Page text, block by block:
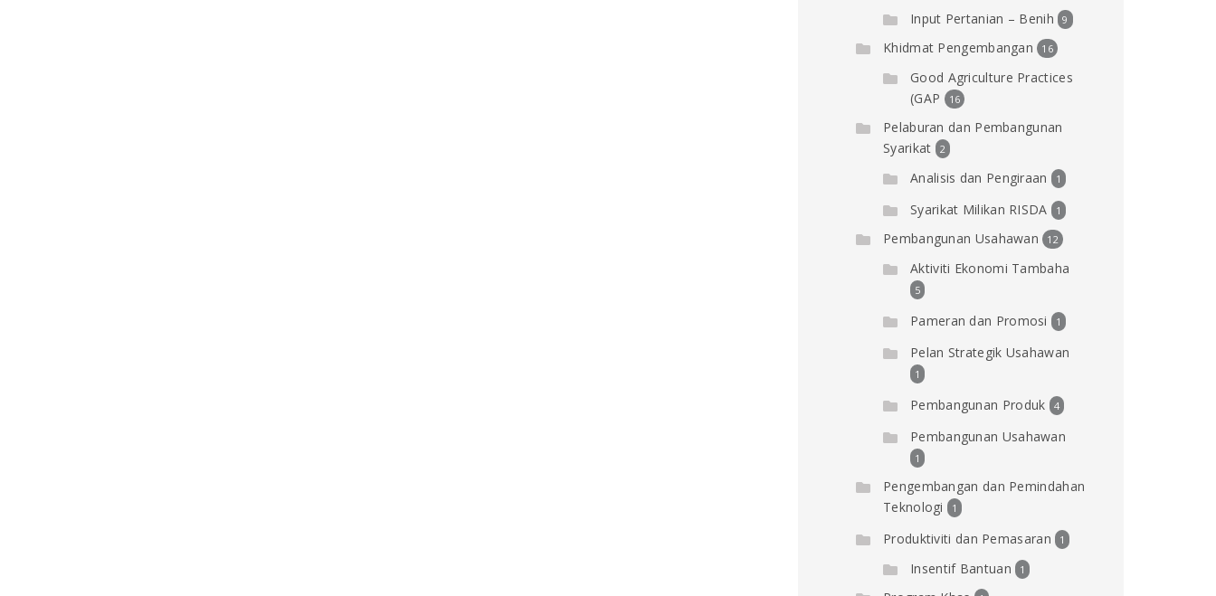
Input Pertanian – Benih 9
Khidmat Pengembangan 16
Good Agriculture Practices
(GAP
16
Pelaburan dan Pembangunan
Syarikat
2
Analisis dan Pengiraan 1
Syarikat Milikan RISDA 1
Pembangunan Usahawan 12
Aktiviti Ekonomi Tambaha
5
Pameran dan Promosi 1
Pelan Strategik Usahawan
1
Pembangunan Produk 4
Pembangunan Usahawan
1
Pengembangan dan Pemindahan
Teknologi
1
Produktiviti dan Pemasaran 1
Insentif Bantuan 1